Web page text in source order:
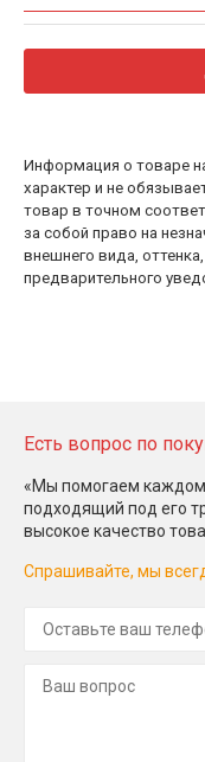
Информация о товаре
характер и не
товар в точном
за собой право на
внешнего вида,
предварительного
Есть вопрос по
«Мы помогаем
подходящий под его
высокое качество
Спрашивайте, мы